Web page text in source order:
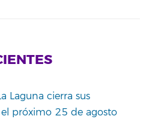
Laguna cierra sus
próximo 25 de agosto